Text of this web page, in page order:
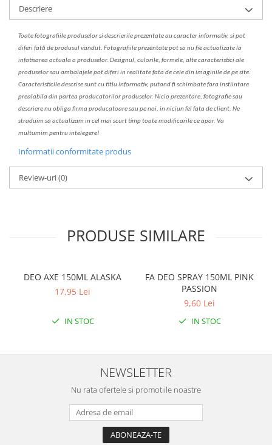
Descriere
Toate fotografiile produselorsidescrierileprezentate au caracter informativ, si pot
diferi fată de produsul vandut. Fotografiile prezentate pot sa nu fie actualizate la
infatisarea actuala a produselor. Designul, culorile, formele, alte caracteristici ale
produselor sau ambalajele pot diferi in realitate fata de cele din imaginile de pe site.
Caracteristicile descrise sunt cu titlu informativ, putand fi schimbate fara instiintare
prealabila din partea producatorilor produselor. Nicio prezentare, fotografie sau
descriere nu obliga firma producatoare sau pe noi, in niciun fel fata de client. Ne
straduim sa actualizam in cel mai scurt timp toate modificarile ce apar. Va
multumim pentru intelegere!
Informatii conformitate produs
Review-uri(0)
PRODUSE SIMILARE
DEO AXE 150ML ALASKA
17,95 Lei
IN STOC
FA DEO SPRAY 150ML PINK
PASSION
9,60 Lei
IN STOC
NEWSLETTER
Nu rata ofertele si promotiile noastre